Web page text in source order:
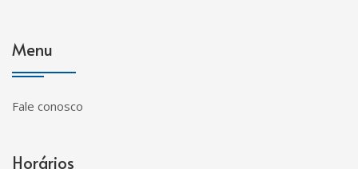
Menu
Fale conosco
Horários